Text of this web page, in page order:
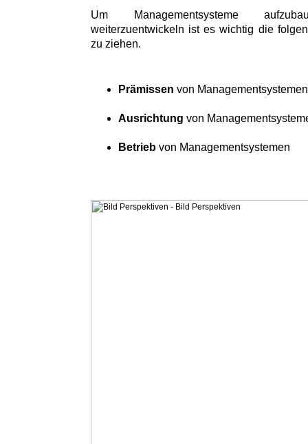
Um Managementsysteme
weiterzuentwickeln ist es wichtig die
zu ziehen.
Prämissen von Managementsystemen
Ausrichtung von
Betrieb von Managementsystemen